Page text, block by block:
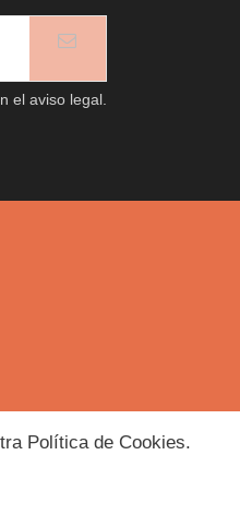
el aviso legal.
Política de Cookies.